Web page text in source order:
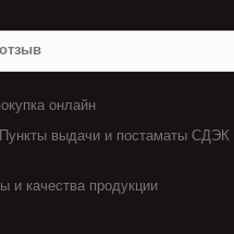
онлайн
выдачи и постаматы СДЭК
и качества продукции